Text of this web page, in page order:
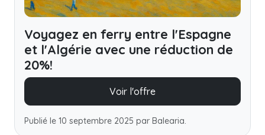
Voyagez en ferry entre l'Espagne
et l'Algérie avec une réduction de
20%!
Voir l'offre
Publié le 10 septembre 2025 par Balearia.